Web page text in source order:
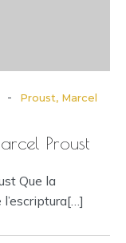
-
Proust, Marcel
Proust
Que la